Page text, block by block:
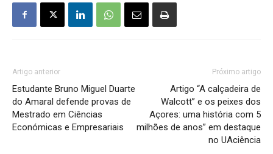
Artigo anterior
Estudante Bruno Miguel Duarte
do Amaral defende provas de
Mestrado em Ciências
Económicas e Empresariais
Próximo artigo
Artigo “A calçadeira de
Walcott” e os peixes dos
Açores: uma história com 5
milhões de anos” em destaque
no UAciência